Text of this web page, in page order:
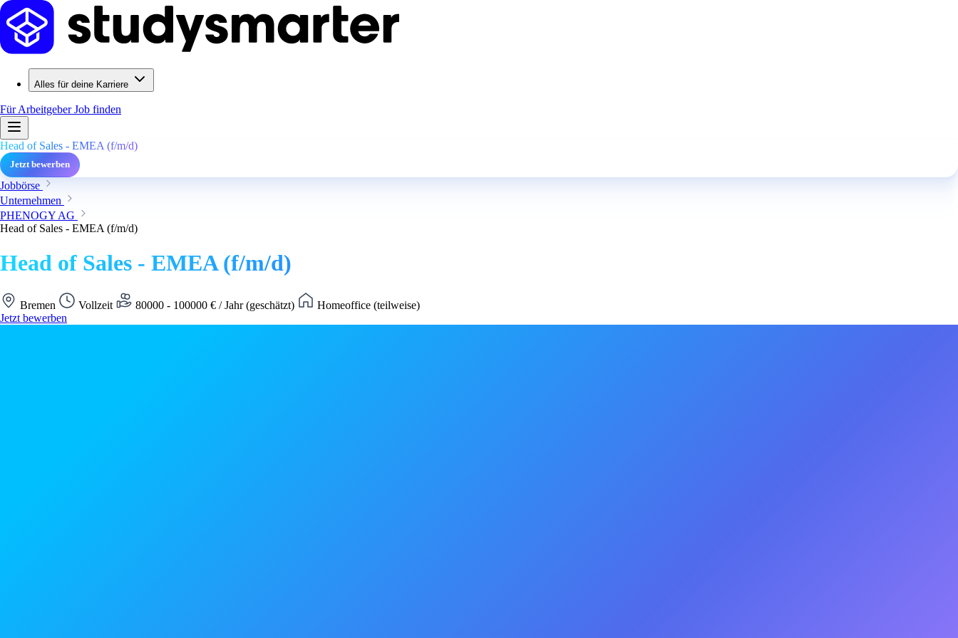
Alles für deine Karriere
Für ArbeitgeberJob finden
Head of Sales - EMEA (f/m/d)
Jetzt bewerben
Jobbörse
Unternehmen
PHENOGY AG
Head of Sales - EMEA (f/m/d)
Head of Sales - EMEA (f/m/d)
Bremen Vollzeit 80000 - 100000 € / Jahr (geschätzt)
Homeoffice (teilweise)
Jetzt bewerben